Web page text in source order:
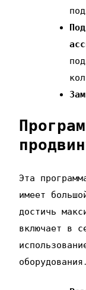
Эта
имеет
достичь
включает в
оборудования․